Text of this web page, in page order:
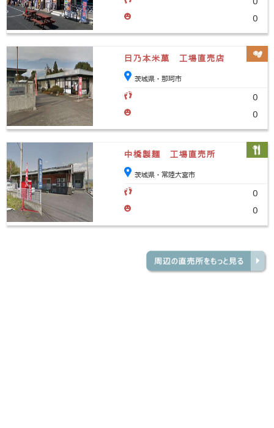
0
日乃本米菓 工場直売店
茨城県・那珂市
0
0
中橋製麺 工場直売所
茨城県・常陸大宮市
0
0